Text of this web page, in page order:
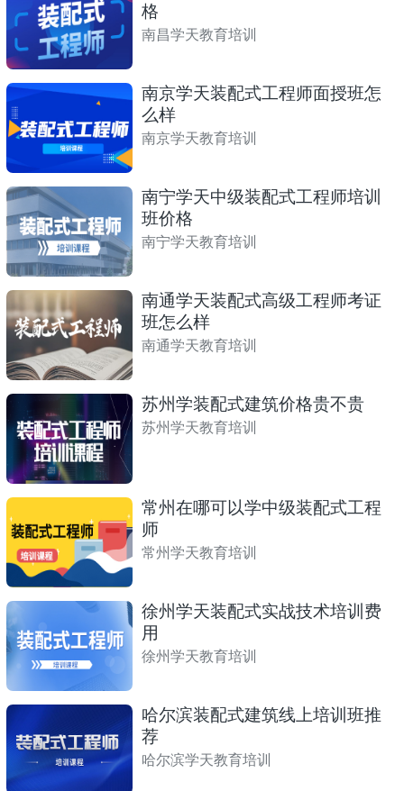
格
南昌学天教育培训
南京学天装配式工程师面授班怎
么样
南京学天教育培训
南宁学天中级装配式工程师培训
班价格
南宁学天教育培训
南通学天装配式高级工程师考证
班怎么样
南通学天教育培训
苏州学装配式建筑价格贵不贵
苏州学天教育培训
常州在哪可以学中级装配式工程
师
常州学天教育培训
徐州学天装配式实战技术培训费
用
徐州学天教育培训
哈尔滨装配式建筑线上培训班推
荐
哈尔滨学天教育培训